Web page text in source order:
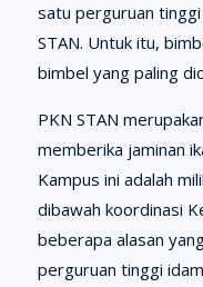
satu perguruan
STAN. Untuk itu,
bimbel yang paling
PKN STAN
memberika jaminan
Kampus ini adalah
dibawah koordinasi
beberapa alasan
perguruan tinggi